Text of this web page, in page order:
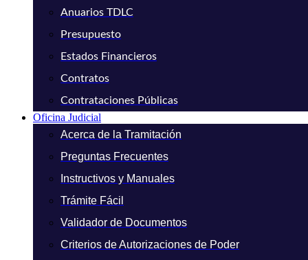
Anuarios TDLC
Presupuesto
Estados Financieros
Contratos
Contrataciones Públicas
Oficina Judicial
Acerca de la Tramitación
Preguntas Frecuentes
Instructivos y Manuales
Trámite Fácil
Validador de Documentos
Criterios de Autorizaciones de Poder